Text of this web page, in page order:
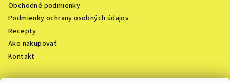
Obchodné podmienky
Podmienky ochrany osobných údajov
Recepty
Ako nakupovať
Kontakt